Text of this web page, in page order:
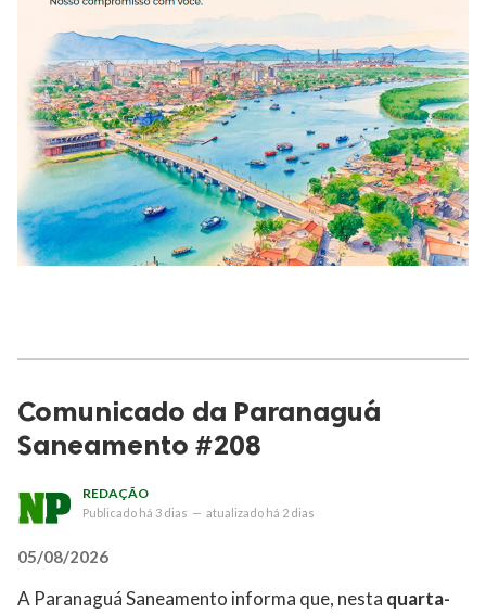
Comunicado da Paranaguá
Saneamento #208
REDAÇÃO
Publicado há 3 dias — atualizado há 2 dias
05/08/2026
A Paranaguá Saneamento informa que, nesta quarta-